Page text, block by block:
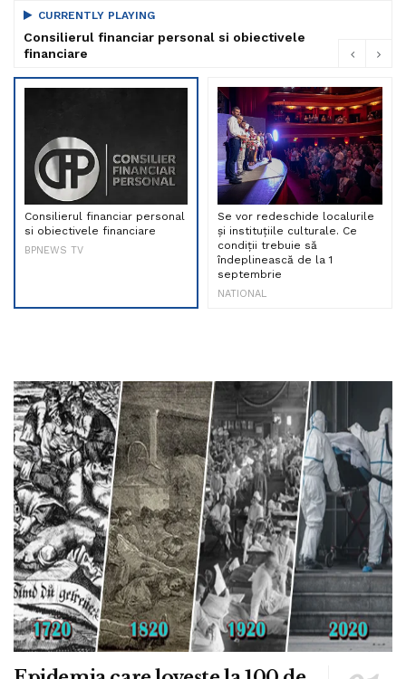
CURRENTLY PLAYING
Consilierul financiar personal si obiectivele
financiare
Consilierul financiar personal
si obiectivele financiare
BPNEWS TV
Se vor redeschide localurile
și instituțiile culturale. Ce
condiții trebuie să
îndeplinească de la 1
septembrie
NATIONAL